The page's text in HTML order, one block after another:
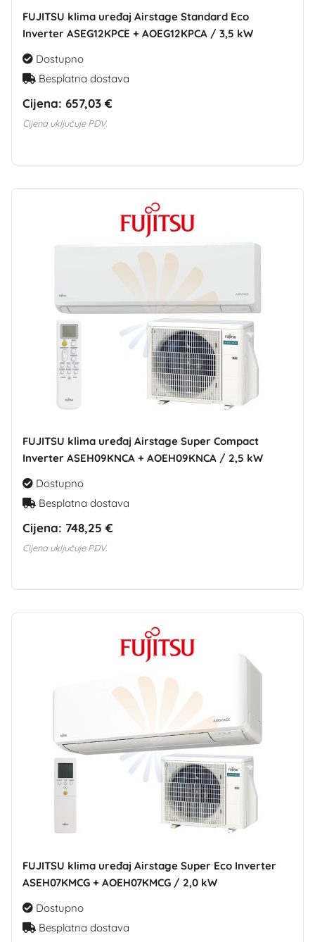
FUJITSU klima uređaj Airstage Standard Eco
Inverter ASEG12KPCE + AOEG12KPCA / 3,5 kW
Dostupno
Besplatna dostava
Cijena: 657,03 €
Cijena uključuje PDV.
FUJITSU klima uređaj Airstage Super Compact
Inverter ASEH09KNCA + AOEH09KNCA / 2,5 kW
Dostupno
Besplatna dostava
Cijena: 748,25 €
Cijena uključuje PDV.
FUJITSU klima uređaj Airstage Super Eco Inverter
ASEH07KMCG + AOEH07KMCG / 2,0 kW
Dostupno
Besplatna dostava